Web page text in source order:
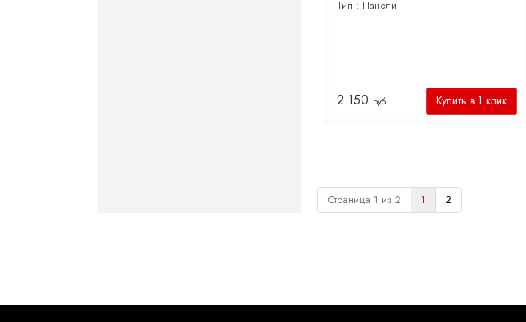
Тип : Панели
2 150 руб Купить в 1 клик
Страница 1 из 2 1 2